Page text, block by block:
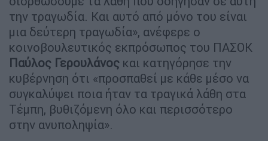
την τραγωδία. Και αυτό από μόνο του είναι
μια δεύτερη τραγωδία», ανέφερε ο
κοινοβουλευτικός εκπρόσωπος του ΠΑΣΟΚ
Παύλος Γερουλάνος και κατηγόρησε την
κυβέρνηση ότι «προσπαθεί με κάθε μέσο να
συγκαλύψει ποια ήταν τα τραγικά λάθη στα
Τέμπη, βυθιζόμενη όλο και περισσότερο
στην ανυποληψία».